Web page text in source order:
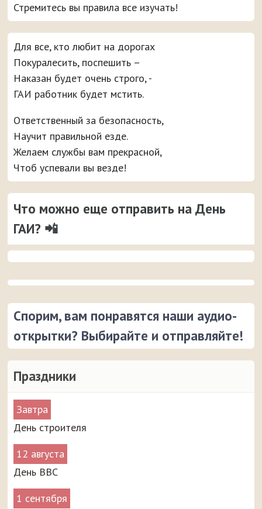
Праздники
Завтра
День строителя
12 августа
День ВВС
1 сентября
Стремитесь вы правила все изучать!
Для все, кто любит на дорогах
Покуралесить, поспешить –
Наказан будет очень строго, -
ГАИ работник будет мстить.
Ответственный за безопасность,
Научит правильной езде.
Желаем службы вам прекрасной,
Чтоб успевали вы везде!
Что можно еще отправить на День
ГАИ? 📲
Спорим, вам понравятся наши аудио-
открытки? Выбирайте и отправляйте!